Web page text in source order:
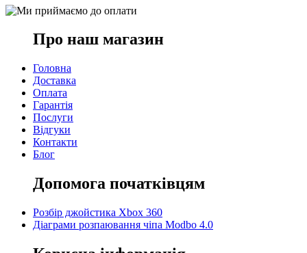
Про наш магазин
Головна
Доставка
Оплата
Гарантія
Послуги
Відгуки
Контакти
Блог
Допомога початківцям
Розбір джойстика Xbox 360
Діаграми розпаювання чіпа Modbo 4.0